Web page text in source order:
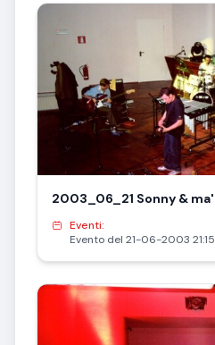
2003_06_21 Sonny & ma'
Eventi:
Evento del 21-06-2003 21:15